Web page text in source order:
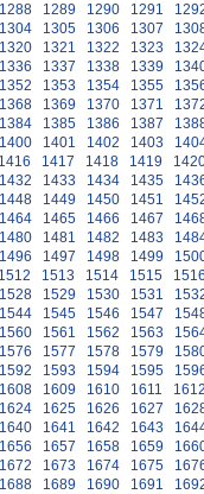
1288 1289 1290 1291
1304 1305 1306 1307
1320 1321 1322 1323
1336 1337 1338 1339
1352 1353 1354 1355
1368 1369 1370 1371
1384 1385 1386 1387
1400 1401 1402 1403
1416 1417 1418 1419
1432 1433 1434 1435
1448 1449 1450 1451
1464 1465 1466 1467
1480 1481 1482 1483
1496 1497 1498 1499
1512 1513 1514 1515
1528 1529 1530 1531
1544 1545 1546 1547
1560 1561 1562 1563
1576 1577 1578 1579
1592 1593 1594 1595
1608 1609 1610 1611
1624 1625 1626 1627
1640 1641 1642 1643
1656 1657 1658 1659
1672 1673 1674 1675
1688 1689 1690 1691